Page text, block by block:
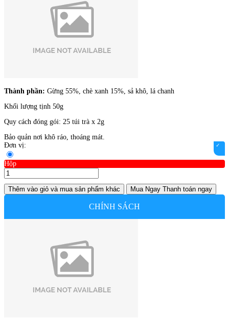
Thành phần: Gừng 55%, chè xanh 15%, sả khô, lá chanh
Khối lượng tịnh 50g
Quy cách đóng gói: 25 túi trà x 2g
Bảo quản nơi khô ráo, thoáng mát.
Đơn vị:
Hộp
Thêm vào giỏ và mua sản phẩm khác Mua Ngay Thanh toán ngay
CHÍNH SÁCH